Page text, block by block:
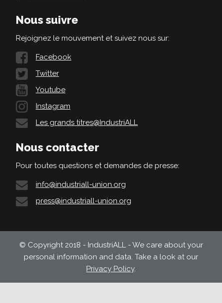
Nous suivre
Rejoignez le mouvement et suivez nous sur:
Facebook
Twitter
Youtube
Instagram
Les grands titres@IndustriALL
Nous contacter
Pour toutes questions et demandes de presse:
info@industriall-union.org
press@industriall-union.org
© Copyright 2018 - IndustriALL - We care about your
personal information and data. Take a look at our
Privacy Policy.